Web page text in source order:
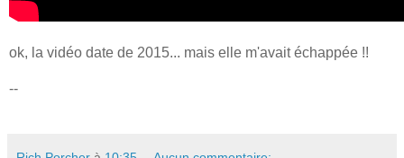
ok, la vidéo date de 2015... mais elle m'avait échappée !!
--